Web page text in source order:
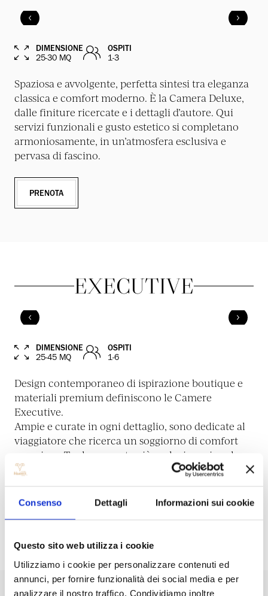
Consenso Dettagli Informazioni sui cookie
Questo sito web utilizza i cookie
Utilizziamo i cookie per personalizzare contenuti ed
annunci, per fornire funzionalità dei social media e per
analizzare il nostro traffico. Condividiamo inoltre
DIMENSIONE
25-30 MQ
OSPITI
1-3
Spaziosa e avvolgente, perfetta sintesi tra eleganza
classica e comfort moderno. È la Camera Deluxe,
dalle finiture ricercate e i dettagli d’autore. Qui
servizi funzionali e gusto estetico si completano
armoniosamente, in un’atmosfera esclusiva e
pervasa di fascino.
PRENOTA
EXECUTIVE
DIMENSIONE
25-45 MQ
OSPITI
1-6
Design contemporaneo di ispirazione boutique e
materiali premium definiscono le Camere
Executive.
Ampie e curate in ogni dettaglio, sono dedicate al
viaggiatore che ricerca un soggiorno di comfort
superiore. Tra le proposte più esclusive spicca la
Presidential, vera punta di diamante di Hotel
PRENOTA